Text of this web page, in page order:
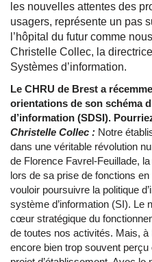
les nouvelles attentes des
usagers, représente un pas
l’hôpital du futur comme
Christelle Collec, la
Systèmes d’information.
Le CHRU de Brest a
orientations de son schéma
d’information (SDSI).
Christelle Collec : Notre
dans une véritable révolution
de Florence Favrel-Feuillade,
lors de sa prise de fonctions
vouloir poursuivre la politique
système d’information (SI). Le
cœur stratégique du
de toutes nos activités. Mais,
encore bien trop souvent